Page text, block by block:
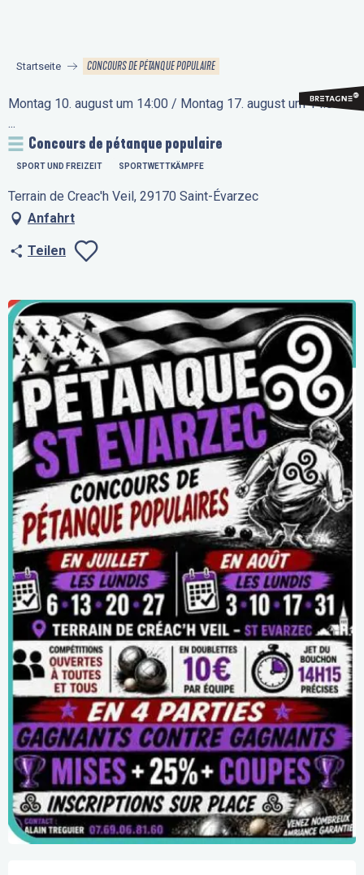
principal
Startseite CONCOURS DE PÉTANQUE POPULAIRE
Montag 10. august um 14:00 / Montag 17. august um 14:00 /
...
Concours de pétanque populaire
SPORT UND FREIZEIT SPORTWETTKÄMPFE
Terrain de Creac'h Veil, 29170 Saint-Évarzec
Anfahrt
Teilen